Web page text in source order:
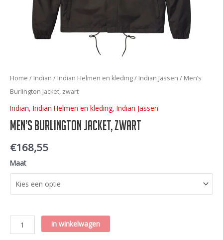
Home / Indian / Indian Helmen en kleding/ Indian Jassen / Men’s
Burlington Jacket, zwart
Indian, Indian Helmen en kleding, Indian Jassen
Men’s Burlington Jacket, zwart
€168,55
Maat
Men’s
Burlington
in winkelwagen